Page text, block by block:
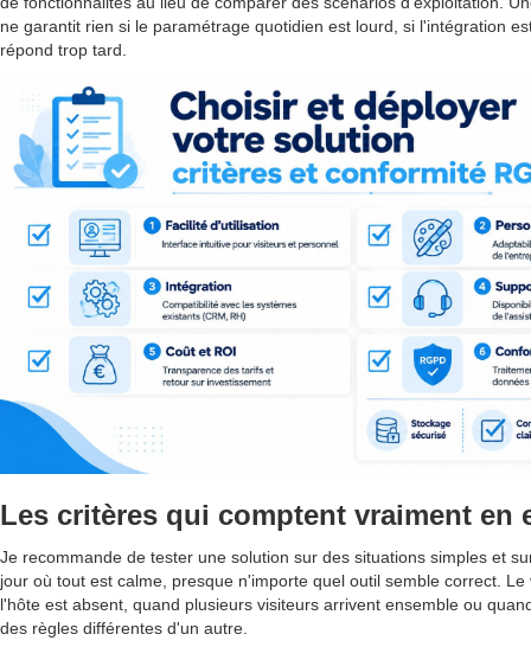
ne garantit rien si le paramétrage quotidien est lourd, si l'intégration
répond trop tard.
Les critères qui comptent vraiment en
Je recommande de tester une solution sur des situations simples et
jour où tout est calme, presque n'importe quel outil semble correct.
l'hôte est absent, quand plusieurs visiteurs arrivent ensemble ou
des règles différentes d'un autre.